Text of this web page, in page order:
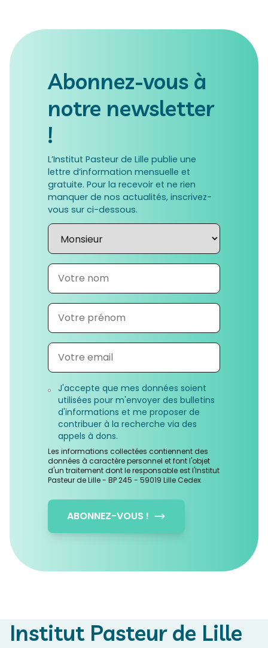
Abonnez-vous à
notre newsletter
!
L’Institut Pasteur de Lille publie une
lettre d’information mensuelle et
gratuite. Pour la recevoir et ne rien
manquer de nos actualités, inscrivez-
vous sur ci-dessous.
J'accepte que mes données soient
utilisées pour m'envoyer des bulletins
d'informations et me proposer de
contribuer à la recherche via des
appels à dons.
Les informations collectées contiennent des
données à caractère personnel et font l'objet
d'un traitement dont le responsable est l'Institut
Pasteur de Lille - BP 245 - 59019 Lille Cedex.
ABONNEZ-VOUS !
Institut Pasteur de Lille